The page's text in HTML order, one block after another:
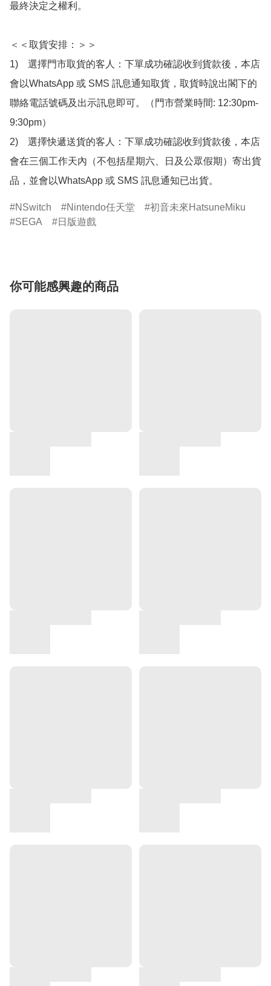
最終決定之權利。
＜＜取貨安排：＞＞
1)　選擇門市取貨的客人：下單成功確認收到貨款後，本店
會以WhatsApp 或 SMS 訊息通知取貨，取貨時說出閣下的
聯絡電話號碼及出示訊息即可。（門市營業時間: 12:30pm-
9:30pm）
2)　選擇快遞送貨的客人：下單成功確認收到貨款後，本店
會在三個工作天內（不包括星期六、日及公眾假期）寄出貨
品，並會以WhatsApp 或 SMS 訊息通知已出貨。
NSwitch Nintendo任天堂
初音未來HatsuneMiku
SEGA
日版遊戲
你可能感興趣的商品